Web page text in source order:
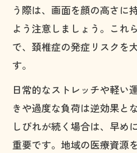
う際は、画面を顔の高さに
よう注意しましょう。これ
で、頚椎症の発症リスクを
す。
日常的なストレッチや軽い
きや過度な負荷は逆効果と
しびれが続く場合は、早め
重要です。地域の医療資源